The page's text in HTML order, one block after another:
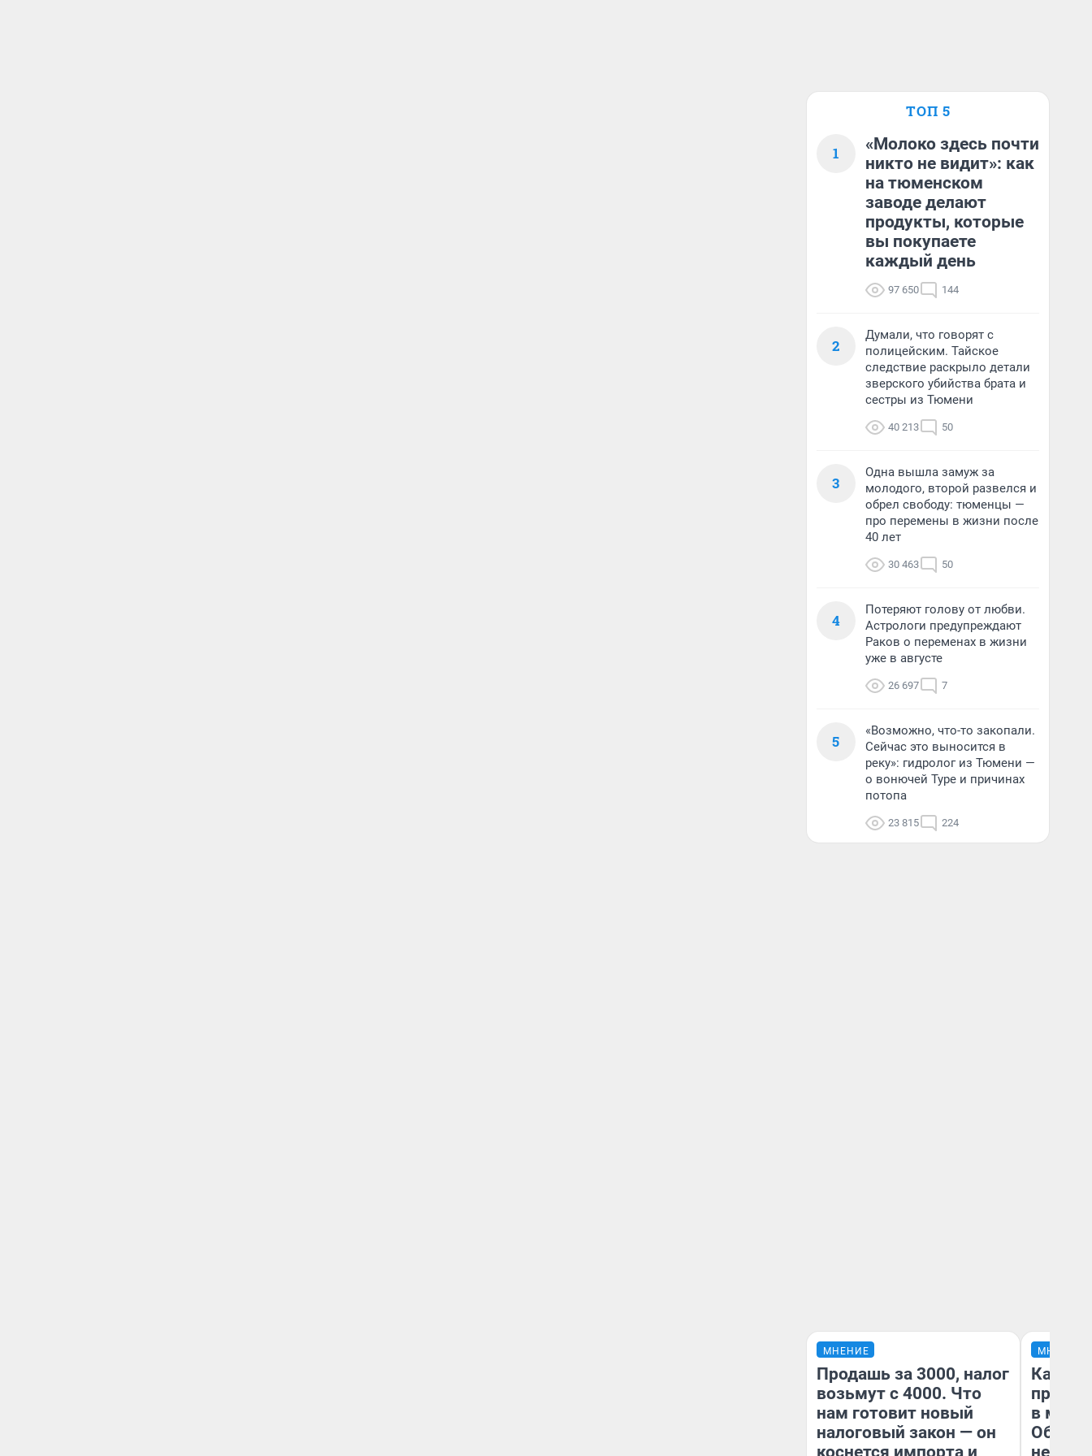
ТОП 5
1
«Молоко здесь почти
никто не видит»: как
на тюменском
заводе делают
продукты, которые
вы покупаете
каждый день
97 650 144
2
Думали, что говорят с
полицейским. Тайское
следствие раскрыло детали
зверского убийства брата и
сестры из Тюмени
40 213 50
3
Одна вышла замуж за
молодого, второй развелся и
обрел свободу: тюменцы —
про перемены в жизни после
40 лет
30 463 50
4
Потеряют голову от любви.
Астрологи предупреждают
Раков о переменах в жизни
уже в августе
26 697 7
5
«Возможно, что-то закопали.
Сейчас это выносится в
реку»: гидролог из Тюмени —
о вонючей Туре и причинах
потопа
23 815 224
МНЕНИЕ
Продашь за 3000, налог
возьмут с 4000. Что
нам готовит новый
налоговый закон — он
коснется импорта и
МНЕНИЕ
Какие
в
Обзор